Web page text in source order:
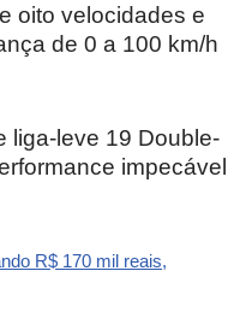
oito velocidades e
de 0 a 100 km/h
liga-leve 19 Double-
impecável
R$ 170 mil reais,